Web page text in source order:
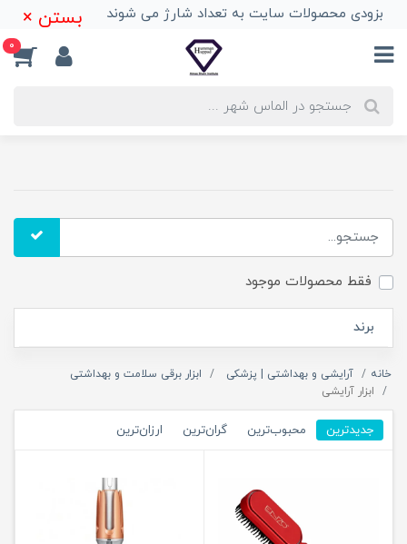
بزودی محصولات سایت به تعداد شارژ می شوند بستن ×
0
فقط محصولات موجود
برند
خانه آرایشی و بهداشتی | پزشکی
ابزار برقی سلامت و بهداشتی
ابزار آرایشی
جدیدترین محبوب‌ترین گران‌ترین ارزان‌ترین